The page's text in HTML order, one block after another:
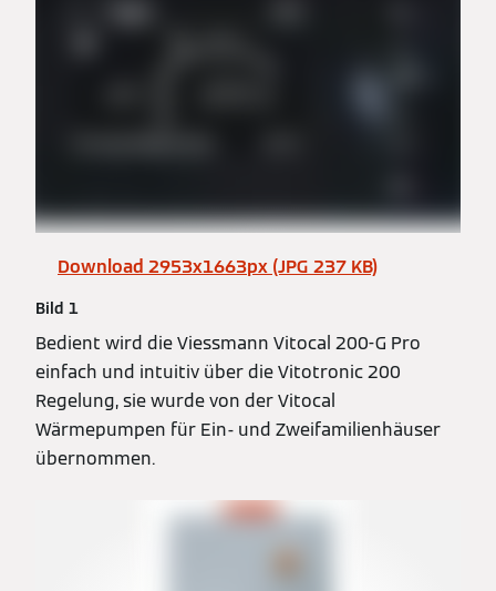
Download 2953x1663px (JPG 237 KB)
Bild 1
Bedient wird die Viessmann Vitocal 200-G Pro
einfach und intuitiv über die Vitotronic 200
Regelung, sie wurde von der Vitocal
Wärmepumpen für Ein- und Zweifamilienhäuser
übernommen.